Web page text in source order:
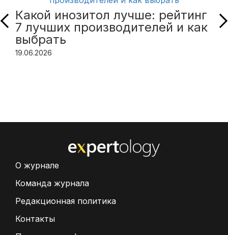
Какой инозитол лучше: рейтинг
7 лучших производителей и как
выбрать
19.06.2026
О журнале
Команда журнала
Редакционная политика
Контакты